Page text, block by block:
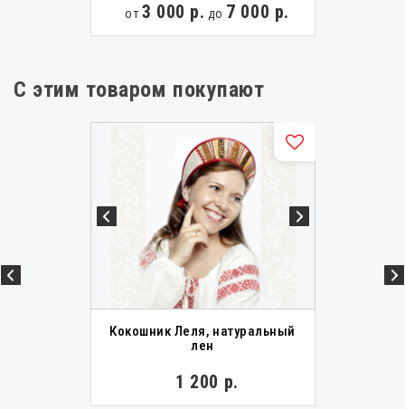
от 3 000 р. до 7 000 р.
С этим товаром покупают
Кокошник Леля, натуральный
лен
1 200 р.